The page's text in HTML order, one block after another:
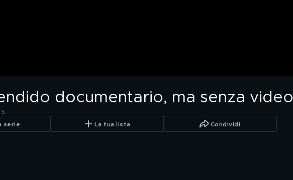
documentario, ma senza video
5
serie La tua lista Condividi